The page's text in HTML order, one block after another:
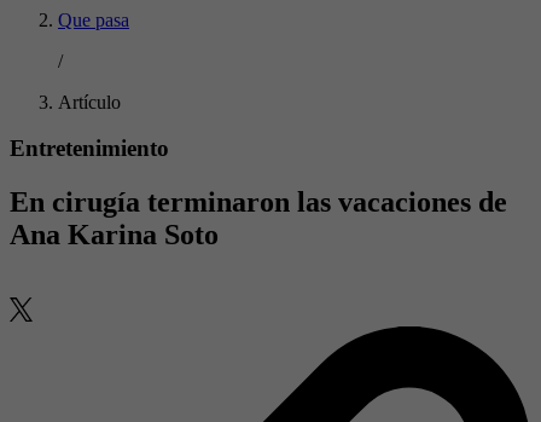
Que pasa
/
Artículo
Entretenimiento
En cirugía terminaron las vacaciones de
Ana Karina Soto